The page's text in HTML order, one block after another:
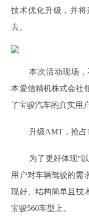
技术优化升级，并
去。
本次活动现场
本爱信精机株式会社
了宝骏汽车的真实用
升级AMT，抢占
为了更好体现“
用户对车辆驾驶的需
现好、结构简单且技
宝骏560车型上。